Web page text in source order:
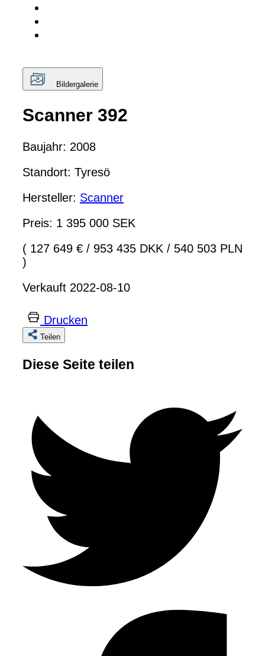
Bildergalerie
Scanner 392
Baujahr: 2008
Standort: Tyresö
Hersteller: Scanner
Preis: 1 395 000 SEK
( 127 649 € / 953 435 DKK / 540 503 PLN
)
Verkauft 2022-08-10
Drucken
Teilen
Diese Seite teilen